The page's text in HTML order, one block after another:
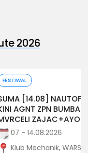
2026
FESTIWAL
[14.08]
AGNT ZPN
ZAJAC+AYO
07 - 14.08.2026
Klub Mechanik,